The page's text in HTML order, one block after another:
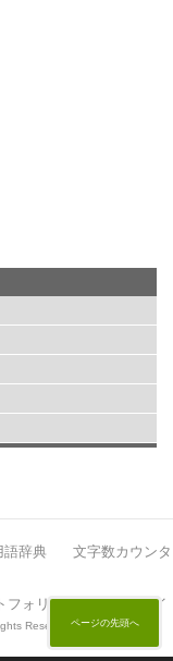
ページの先頭へ
語辞典
文字数カウンタ
フォリオサイト イケサイ
Reserved.